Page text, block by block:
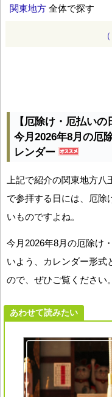
関東地方 全体で探す
【厄除け・厄払いの
今月2026年8月の厄
レンダー
上記で紹介の関東地方
で参拝する日には、厄除
いものですよね。
今月2026年8月の厄除け
いよう、カレンダー形式
ので、ぜひご覧ください。
あわせて読みたい